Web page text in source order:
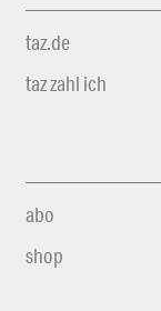
taz.de
taz zahl ich
abo
shop